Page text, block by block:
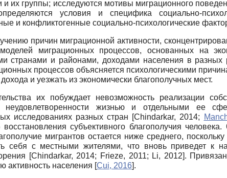
их группы; исследуются мотивы миграционного
условия и специфика социально-
и кон­фликтогенные социально-психологические
причин миграционной активности,
миграционных процессов, основанных на
странами и районами, доходами населения в разных
процессов объясняется психологическими
и уезжать из экономически благополучных мест.
их побуждает невозможность реализации
неудовлетворенности жизнью и отдельными ее
исследованиях разных стран [Chindarkar, 2014;
восстановления субъективного благополучия
мигрантов остается ниже среднего,
себя с местными жителями, что вновь приведет
[Chindarkar, 2014; Frieze, 2011; Li, 2012].
населения [Cui, 2016].